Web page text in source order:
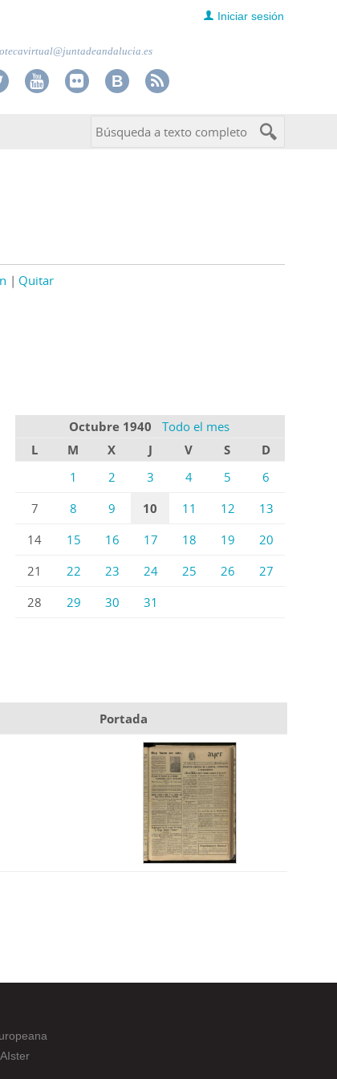
Iniciar sesión
Quitar
Octubre 1940
Todo el mes
L
M X J V S
D
1
2 3 4 5
6
7
8 9 10 11 12
13
14
15 16 17 18 19
20
21
22 23 24 25 26
27
28
29 30 31
Portada